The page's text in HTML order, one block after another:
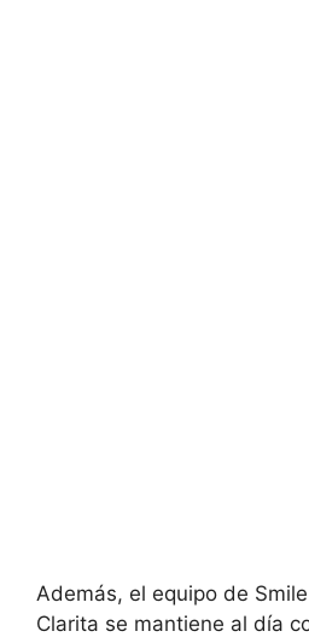
Además, el equipo de
Clarita se mantiene al día